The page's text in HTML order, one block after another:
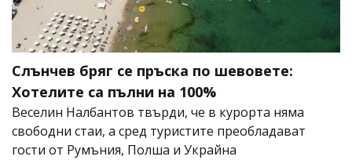
Слънчев бряг се пръска по шевовете:
Хотелите са пълни на 100%
Веселин Налбантов твърди, че в курорта няма
свободни стаи, а сред туристите преобладават
гости от Румъния, Полша и Украйна